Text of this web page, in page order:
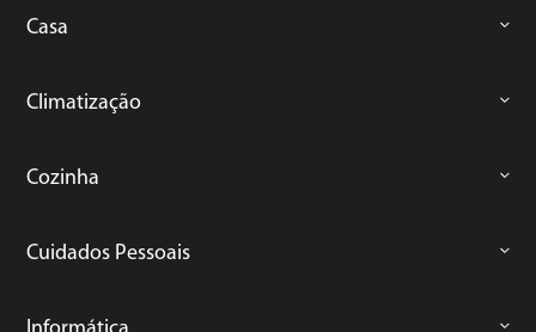
Casa
Climatização
Cozinha
Cuidados Pessoais